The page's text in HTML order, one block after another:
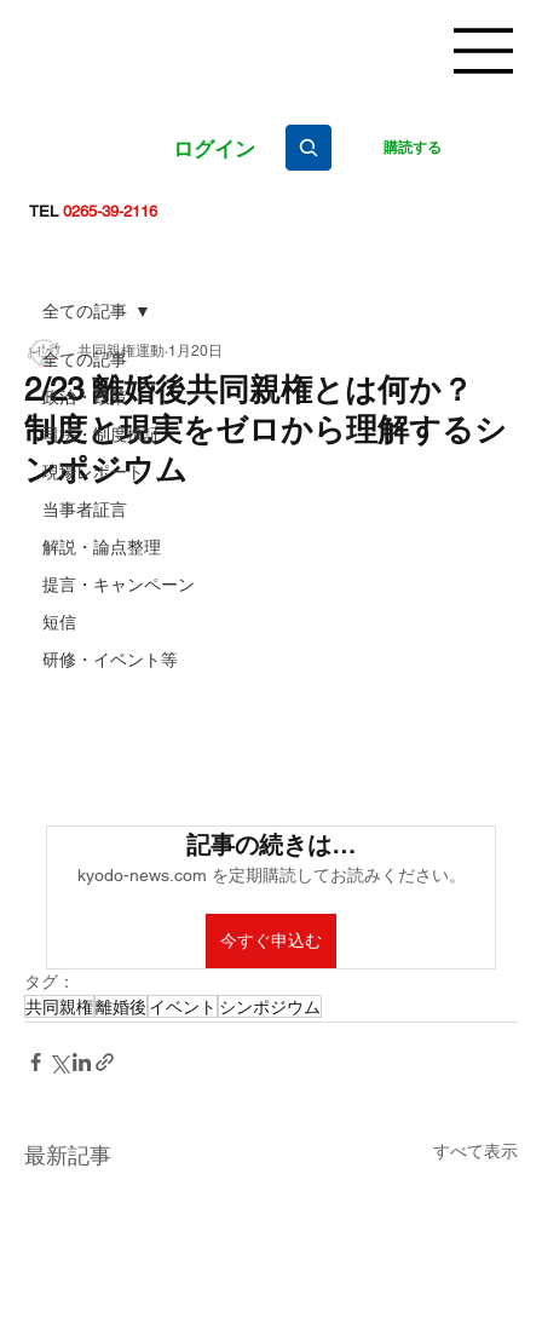
ログイン 購読する
TEL0265-39-2116
全ての記事
政治・政策
司法・制度検証
現場レポート
当事者証言
解説・論点整理
提言・キャンペーン
短信
研修・イベント等
全ての記事
2/23 離婚後共同親権とは何か？
制度と現実をゼロから理解するシ
ンポジウム
共同親権運動 1月20日
記事の続きは…
kyodo-news.com を定期購読してお読みください。
今すぐ申込む
タグ：
共同親権離婚後 イベント シンポジウム
最新記事 すべて表示